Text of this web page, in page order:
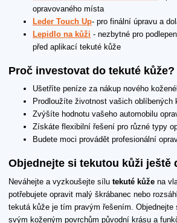
opravovaného místa
Leder Touch Up- pro finální úpravu a
Lepidlo na kůži - nezbytné pro
před aplikací tekuté kůže
Proč investovat do tekuté kůže?
Ušetříte peníze za nákup nového
Prodloužíte životnost vašich oblíbených
Zvýšíte hodnotu vašeho automobilu
Získáte flexibilní řešení pro různé typy
Budete moci provádět profesionální
Objednejte si tekutou kůži ještě
Neváhejte a vyzkoušejte sílu tekuté kůže na
potřebujete opravit malý škrábanec nebo
tekutá kůže je tím pravým řešením.
svým koženým povrchům původní krásu a